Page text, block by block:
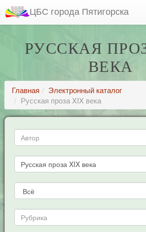
ЦБС города Пятигорска
РУССКАЯ
ВЕКА
Главная
Электронный каталог
Русская проза XIX века